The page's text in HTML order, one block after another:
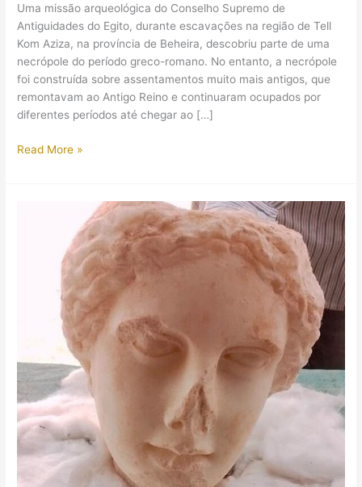
Uma missão arqueológica do Conselho Supremo de
Antiguidades do Egito, durante escavações na região de Tell
Kom Aziza, na província de Beheira, descobriu parte de uma
necrópole do período greco-romano. No entanto, a necrópole
foi construída sobre assentamentos muito mais antigos, que
remontavam ao Antigo Reino e continuaram ocupados por
diferentes períodos até chegar ao […]
Arqueólogos
descoberta
intrigante:
sepultamentos
completos
um
cemitério
humano
Read More »